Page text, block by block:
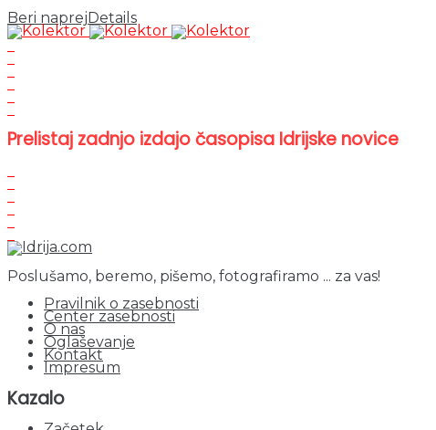
Beri naprejDetails
Prelistaj zadnjo izdajo časopisa Idrijske novice
Poslušamo, beremo, pišemo, fotografiramo ... za vas!
Pravilnik o zasebnosti
Center zasebnosti
O nas
Oglaševanje
Kontakt
Impresum
Kazalo